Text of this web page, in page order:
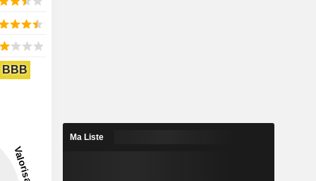
BBB
Ma Liste